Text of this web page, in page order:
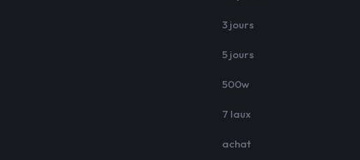
3 jours
5 jours
500w
7 laux
achat